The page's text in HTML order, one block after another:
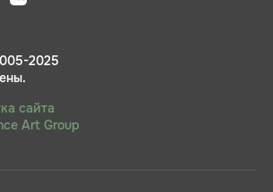
2025
сайта
Art Group